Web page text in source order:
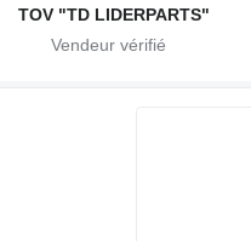
TOV "TD LIDERPARTS"